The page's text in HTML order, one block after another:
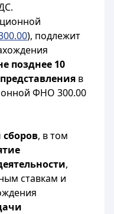
), подлежит
позднее 10
в
ФНО 300.00
, в том
,
ставкам и